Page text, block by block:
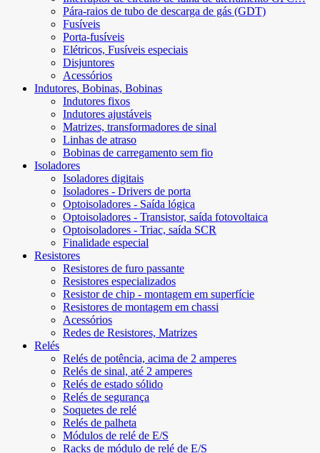
Pára-raios de tubo de descarga de gás (GDT)
Fusíveis
Porta-fusíveis
Elétricos, Fusíveis especiais
Disjuntores
Acessórios
Indutores, Bobinas, Bobinas
Indutores fixos
Indutores ajustáveis
Matrizes, transformadores de sinal
Linhas de atraso
Bobinas de carregamento sem fio
Isoladores
Isoladores digitais
Isoladores - Drivers de porta
Optoisoladores - Saída lógica
Optoisoladores - Transistor, saída fotovoltaica
Optoisoladores - Triac, saída SCR
Finalidade especial
Resistores
Resistores de furo passante
Resistores especializados
Resistor de chip - montagem em superfície
Resistores de montagem em chassi
Acessórios
Redes de Resistores, Matrizes
Relés
Relés de potência, acima de 2 amperes
Relés de sinal, até 2 amperes
Relés de estado sólido
Relés de segurança
Soquetes de relé
Relés de palheta
Módulos de relé de E/S
Racks de módulo de relé de E/S